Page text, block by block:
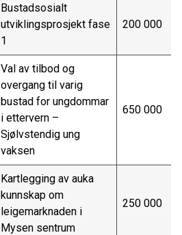
Bustadsosialt
utviklingsprosjekt fase
1
200 000
Val av tilbod og
overgang til varig
bustad for ungdommar
i ettervern –
Sjølvstendig ung
vaksen
650 000
Kartlegging av auka
kunnskap om
leigemarknaden i
Mysen sentrum
250 000